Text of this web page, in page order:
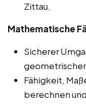
Zittau.
Mathematische
Sicherer
Fähigkeit,
berechnen